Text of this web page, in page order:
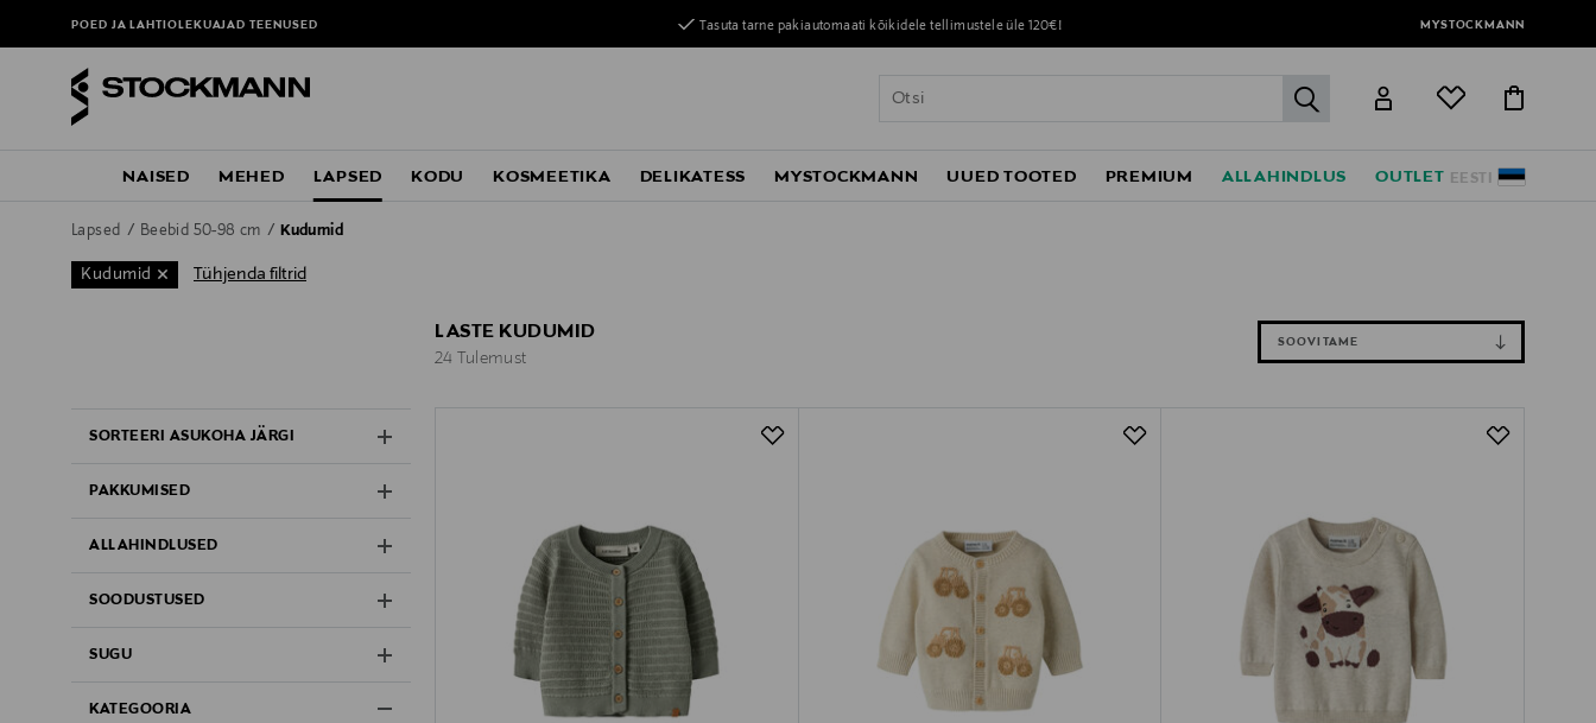
POED JA LAHTIOLEKUAJADTEENUSED Tasuta tarne pakiautomaati kõikidele tellimustele üle 120€! MYSTOCKMANN
label.header.go
EESTI
NAISED MEHED LAPSED KODU KOSMEETIKA DELIKATESS MYSTOCKMANN UUED TOOTED PREMIUM ALLAHINDLUS OUTLET
Lapsed Beebid 50-98 cm Kudumid
Kudumid Tühjenda filtrid
SORTEERI ASUKOHA JÄRGI
PAKKUMISED
ALLAHINDLUSED
SOODUSTUSED
SUGU
KATEGOORIA
LASTE KUDUMID
24 Tulemust
SOOVITAME